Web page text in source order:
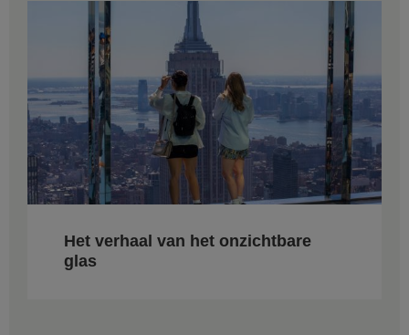
Het verhaal van het onzichtbare
glas